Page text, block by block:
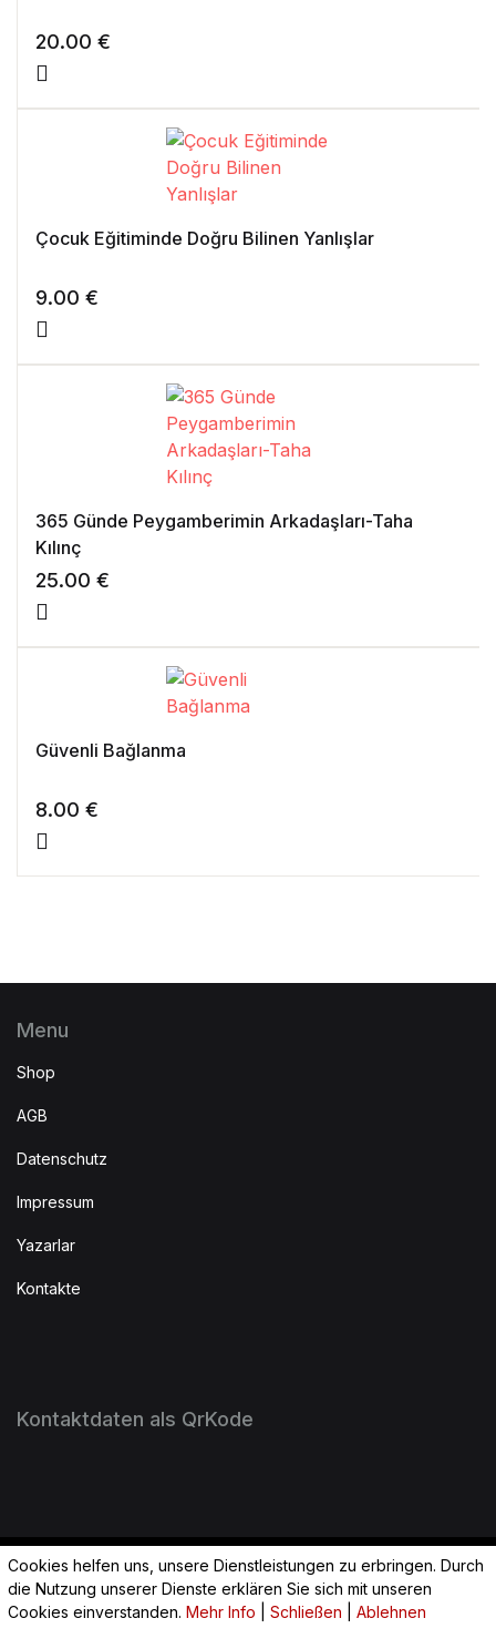
20.00 €
Çocuk Eğitiminde Doğru Bilinen Yanlışlar
9.00 €
365 Günde Peygamberimin Arkadaşları-Taha
Kılınç
25.00 €
Güvenli Bağlanma
8.00 €
Menu
Shop
AGB
Datenschutz
Impressum
Yazarlar
Kontakte
Kontaktdaten als QrKode
2023 Huzur Wiesbaden. All Rights Reserved.
Cookies helfen uns, unsere Dienstleistungen zu erbringen. Durch
die Nutzung unserer Dienste erklären Sie sich mit unseren
Cookies einverstanden. Mehr Info Schließen Ablehnen